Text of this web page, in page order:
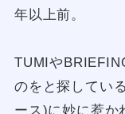
年以上前。
TUMIや
のをと探してい
ース)に妙に惹か